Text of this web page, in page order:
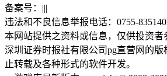
备案号： |||
违法和不良信息举报电话：0755-
本网站提供之资料或信息，仅供投资
深圳证券时报社有限公司pg直营网的
止转载及各种形式的软件开发。